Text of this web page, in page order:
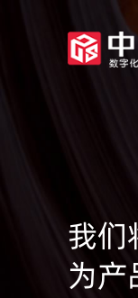
我们
为产